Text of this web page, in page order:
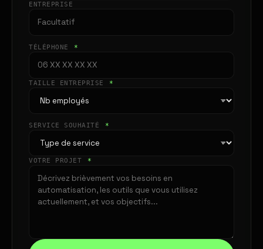
ENTREPRISE
TÉLÉPHONE *
TAILLE ENTREPRISE *
SERVICE SOUHAITÉ *
VOTRE PROJET *